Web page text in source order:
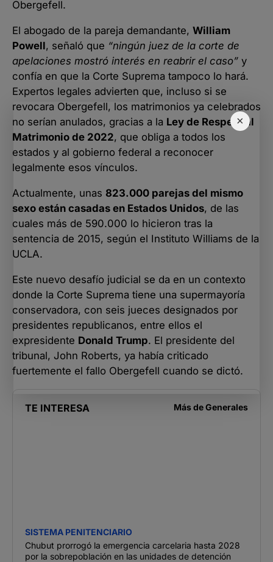
×
Obergefell.
El abogado de la pareja demandante, William
Powell, señaló que “ningún juez de la corte de
apelaciones mostró interés en reabrir el caso” y
confía en que la Corte Suprema tampoco lo hará.
Expertos legales advierten que, incluso si se
revocara Obergefell, los matrimonios ya celebrados
no serían anulados, gracias a la Ley de Respeto al
Matrimonio de 2022, que obliga a todos los
estados y al gobierno federal a reconocer
legalmente esos vínculos.
Actualmente, unas 823.000 parejas del mismo
sexo están casadas en Estados Unidos, de las
cuales más de 590.000 lo hicieron tras la
sentencia de 2015, según el Instituto Williams de la
UCLA.
Este nuevo desafío judicial se da en un contexto
donde la Corte Suprema tiene una supermayoría
conservadora, con seis jueces designados por
presidentes republicanos, entre ellos el
expresidente Donald Trump. El presidente del
tribunal, John Roberts, ya había criticado
fuertemente el fallo Obergefell cuando se dictó.
TE INTERESA Más deGenerales
SISTEMA PENITENCIARIO
Chubut prorrogó la emergencia carcelaria hasta 2028
por la sobrepoblación en las unidades de detención